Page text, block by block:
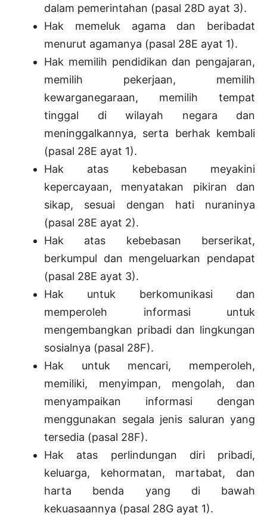
dalam pemerintahan (pasal 28D ayat 3).
Hak memeluk agama dan beribadat
menurut agamanya (pasal 28E ayat 1).
Hak memilih pendidikan dan pengajaran,
memilih pekerjaan, memilih
kewarganegaraan, memilih tempat
tinggal di wilayah negara dan
meninggalkannya, serta berhak kembali
(pasal 28E ayat 1).
Hak atas kebebasan meyakini
kepercayaan, menyatakan pikiran dan
sikap, sesuai dengan hati nuraninya
(pasal 28E ayat 2).
Hak atas kebebasan berserikat,
berkumpul dan mengeluarkan pendapat
(pasal 28E ayat 3).
Hak untuk berkomunikasi dan
memperoleh informasi untuk
mengembangkan pribadi dan lingkungan
sosialnya (pasal 28F).
Hak untuk mencari, memperoleh,
memiliki, menyimpan, mengolah, dan
menyampaikan informasi dengan
menggunakan segala jenis saluran yang
tersedia (pasal 28F).
Hak atas perlindungan diri pribadi,
keluarga, kehormatan, martabat, dan
harta benda yang di bawah
kekuasaannya (pasal 28G ayat 1).